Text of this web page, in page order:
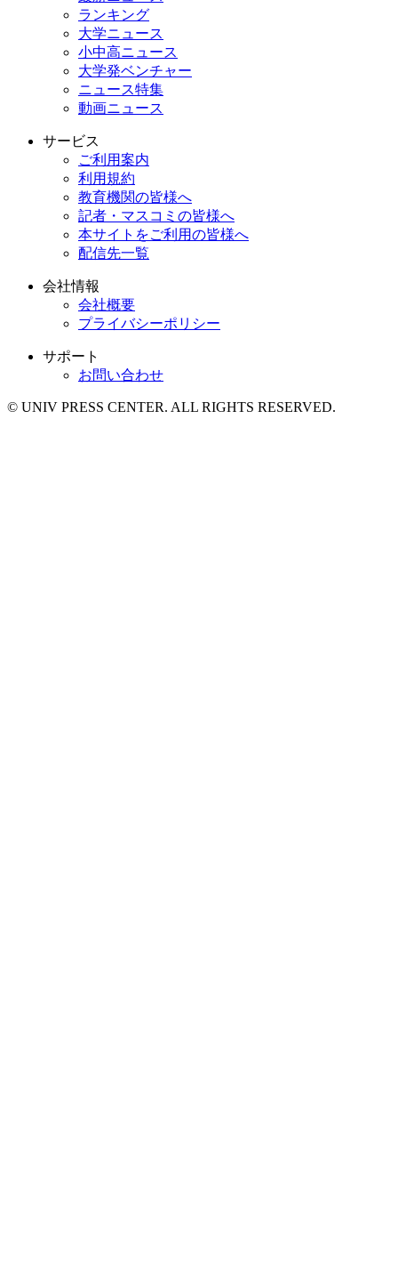
ランキング
大学ニュース
小中高ニュース
大学発ベンチャー
ニュース特集
動画ニュース
サービス
ご利用案内
利用規約
教育機関の皆様へ
記者・マスコミの皆様へ
本サイトをご利用の皆様へ
配信先一覧
会社情報
会社概要
プライバシーポリシー
サポート
お問い合わせ
© UNIV PRESS CENTER. ALL RIGHTS RESERVED.